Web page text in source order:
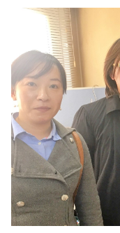
與 久木田ヒロノブ 一般